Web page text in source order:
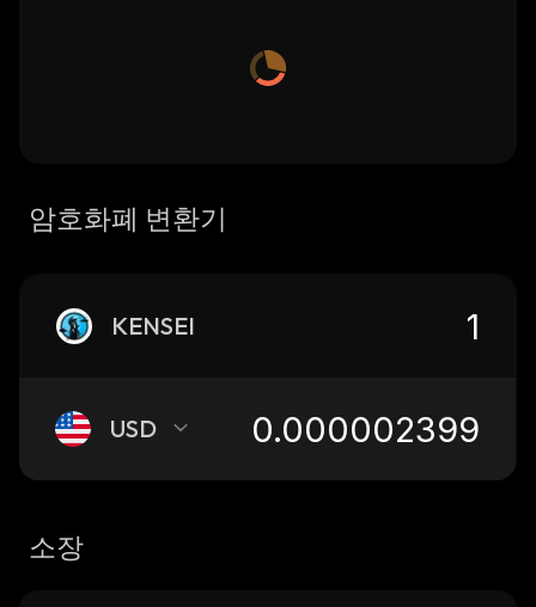
암호화폐 변환기
KENSEI
USD
소장